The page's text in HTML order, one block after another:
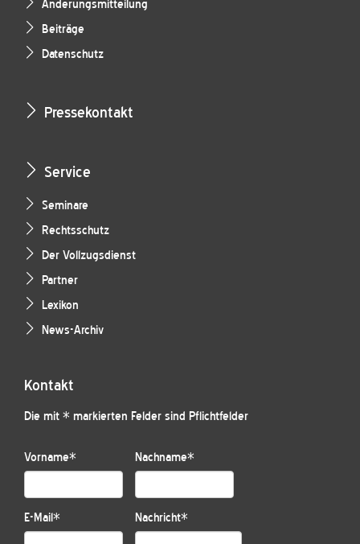
Änderungsmitteilung
Beiträge
Datenschutz
Pressekontakt
Service
Seminare
Rechtsschutz
Der Vollzugsdienst
Partner
Lexikon
News-Archiv
Kontakt
Die mit * markierten Felder sind Pflichtfelder
Vorname* Nachname*
E-Mail* Nachricht*